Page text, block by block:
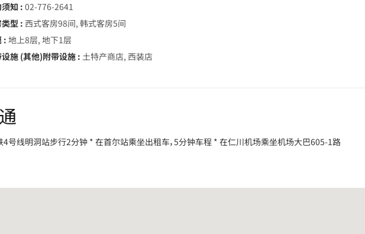
须知 : 02-776-2641
类型 : 西式客房98间, 韩式客房5间
: 地上8层, 地下1层
设施 (其他)附带设施 : 土特产商店, 西装店
4号线明洞站步行2分钟 * 在首尔站乘坐出租车，5分钟车程 * 在仁川机场乘坐机场大巴605-1路